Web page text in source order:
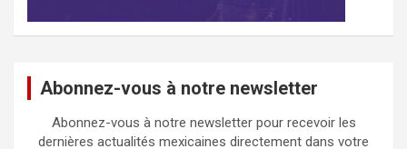
Abonnez-vous à notre newsletter
Abonnez-vous à notre newsletter pour recevoir les
dernières actualités mexicaines directement dans votre